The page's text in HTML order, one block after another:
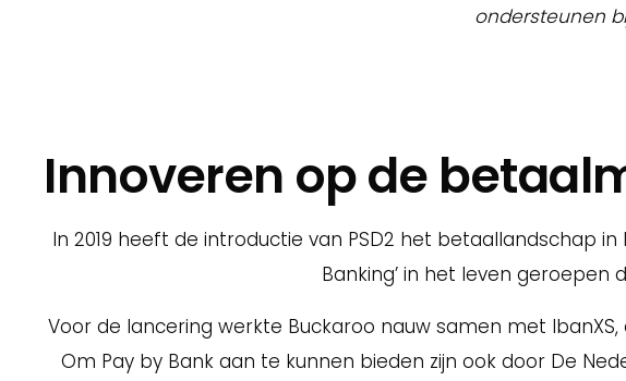
ondersteunen
Innoveren op de
In 2019 heeft de introductie van PSD2 het betaallandschap
Banking’ in het leven
Voor de lancering werkte Buckaroo nauw samen met
Om Pay by Bank aan te kunnen bieden zijn ook door De